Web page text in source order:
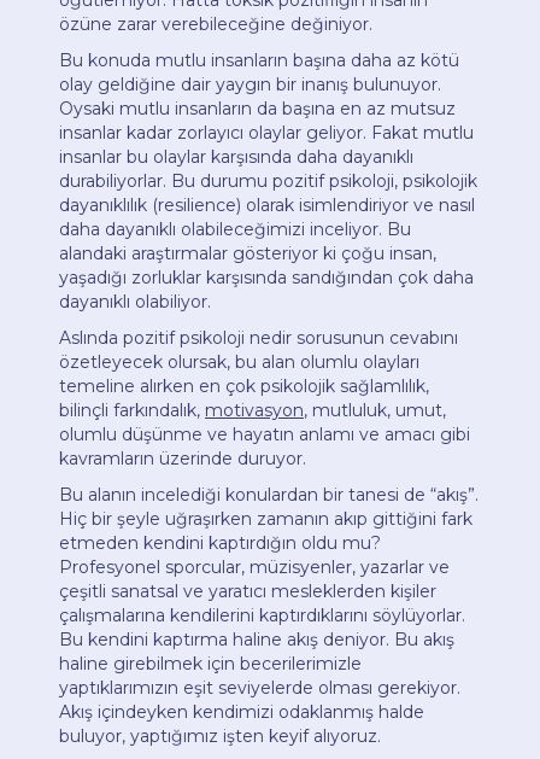
özüne zarar verebileceğine değiniyor.
Bu konuda mutlu insanların başına daha az kötü
olay geldiğine dair yaygın bir inanış bulunuyor.
Oysaki mutlu insanların da başına en az mutsuz
insanlar kadar zorlayıcı olaylar geliyor. Fakat mutlu
insanlar bu olaylar karşısında daha dayanıklı
durabiliyorlar. Bu durumu pozitif psikoloji, psikolojik
dayanıklılık (resilience) olarak isimlendiriyor ve nasıl
daha dayanıklı olabileceğimizi inceliyor. Bu
alandaki araştırmalar gösteriyor ki çoğu insan,
yaşadığı zorluklar karşısında sandığından çok daha
dayanıklı olabiliyor.
Aslında pozitif psikoloji nedir sorusunun cevabını
özetleyecek olursak, bu alan olumlu olayları
temeline alırken en çok psikolojik sağlamlılık,
bilinçli farkındalık, motivasyon, mutluluk, umut,
olumlu düşünme ve hayatın anlamı ve amacı gibi
kavramların üzerinde duruyor.
Bu alanın incelediği konulardan bir tanesi de “akış”.
Hiç bir şeyle uğraşırken zamanın akıp gittiğini fark
etmeden kendini kaptırdığın oldu mu?
Profesyonel sporcular, müzisyenler, yazarlar ve
çeşitli sanatsal ve yaratıcı mesleklerden kişiler
çalışmalarına kendilerini kaptırdıklarını söylüyorlar.
Bu kendini kaptırma haline akış deniyor. Bu akış
haline girebilmek için becerilerimizle
yaptıklarımızın eşit seviyelerde olması gerekiyor.
Akış içindeyken kendimizi odaklanmış halde
buluyor, yaptığımız işten keyif alıyoruz.